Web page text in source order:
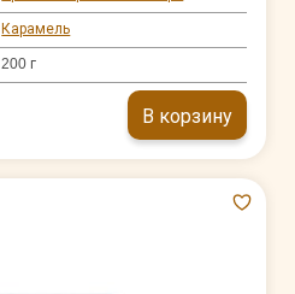
Карамель
200 г
В корзину